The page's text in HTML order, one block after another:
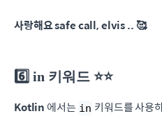
사랑해요 safe call, elvis .. 🥰
6️⃣ in 키워드 ⭐️⭐️
Kotlin 에서는 in 키워드를 사용